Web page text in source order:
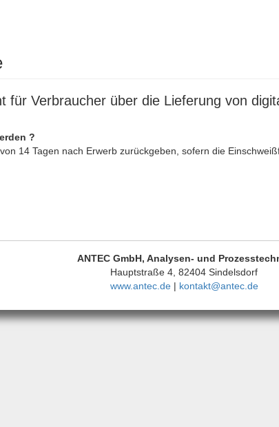
für Verbraucher über die Lieferung von
?
14 Tagen nach Erwerb zurückgeben, sofern die
ANTEC GmbH, Analysen- und
Hauptstraße 4, 82404 Sindelsdorf
www.antec.de| kontakt@antec.de